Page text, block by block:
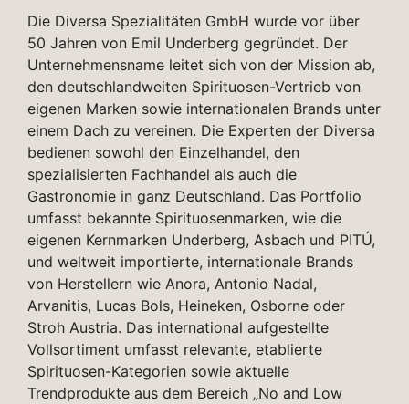
Die Diversa Spezialitäten GmbH wurde vor über
50 Jahren von Emil Underberg gegründet. Der
Unternehmensname leitet sich von der Mission ab,
den deutschlandweiten Spirituosen-Vertrieb von
eigenen Marken sowie internationalen Brands unter
einem Dach zu vereinen. Die Experten der Diversa
bedienen sowohl den Einzelhandel, den
spezialisierten Fachhandel als auch die
Gastronomie in ganz Deutschland. Das Portfolio
umfasst bekannte Spirituosenmarken, wie die
eigenen Kernmarken Underberg, Asbach und PITÚ,
und weltweit importierte, internationale Brands
von Herstellern wie Anora, Antonio Nadal,
Arvanitis, Lucas Bols, Heineken, Osborne oder
Stroh Austria. Das international aufgestellte
Vollsortiment umfasst relevante, etablierte
Spirituosen-Kategorien sowie aktuelle
Trendprodukte aus dem Bereich „No and Low